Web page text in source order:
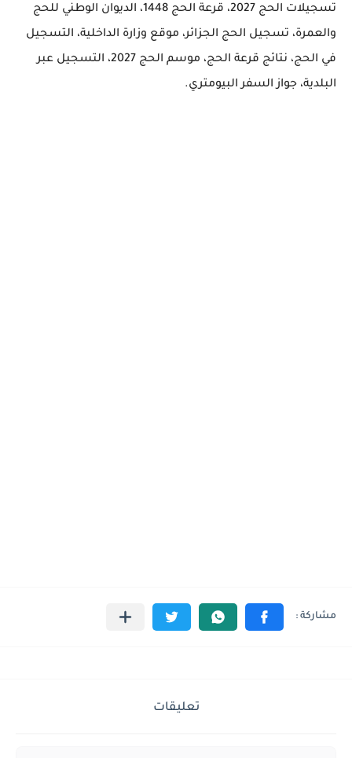
تسجيلات الحج 2027، قرعة الحج 1448، الديوان الوطني للحج
والعمرة، تسجيل الحج الجزائر، موقع وزارة الداخلية، التسجيل
في الحج، نتائج قرعة الحج، موسم الحج 2027، التسجيل عبر
البلدية، جواز السفر البيومتري.
تعليقات